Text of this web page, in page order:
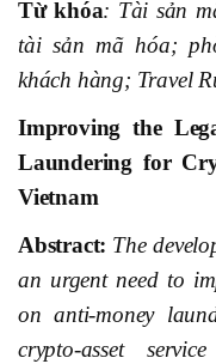
Từ khóa: Tài sản
tài sản mã hóa;
khách hàng; Travel
Improving the
Laundering for
Vietnam
Abstract: The
an urgent need to
on anti-money
crypto-asset